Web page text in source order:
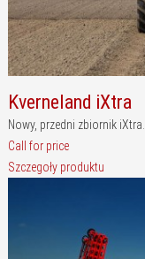
Kverneland iXtra
Nowy, przedni zbiornik iXtra.
Call for price
Szczegoły produktu